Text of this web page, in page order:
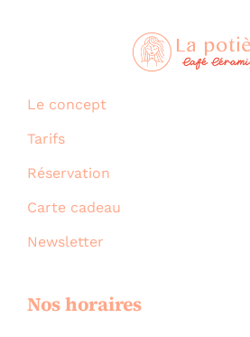
Le concept
Tarifs
Réservation
Carte cadeau
Newsletter
Nos horaires